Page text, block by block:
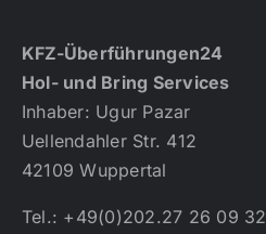
KFZ-Überführungen24
Hol- und Bring Services
Inhaber: Ugur Pazar
Uellendahler Str. 412
42109 Wuppertal
Tel.: +49(0)202.27 26 09 32